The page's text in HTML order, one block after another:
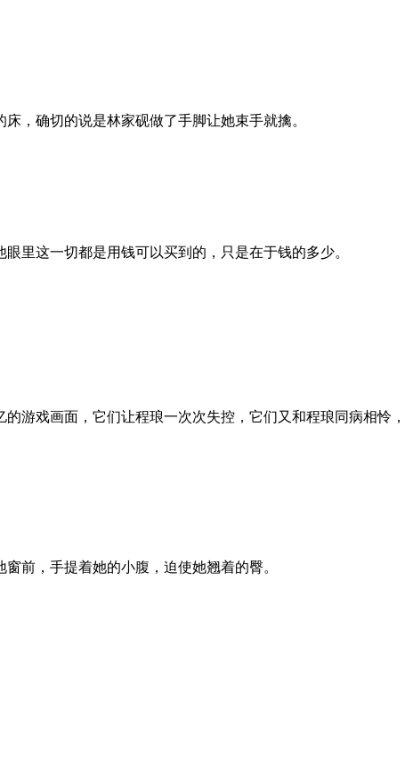
，确切的说是林家砚做了手脚让她束手就擒。
里这一切都是用钱可以买到的，只是在于钱的多少。
游戏画面，它们让程琅一次次失控，它们又和程琅同病相怜，
前，手提着她的小腹，迫使她翘着的臀。